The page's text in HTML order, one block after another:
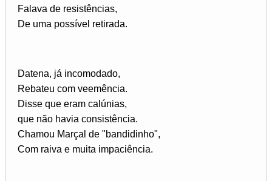
Falava de resistências,
De uma possível retirada.
Datena, já incomodado,
Rebateu com veemência.
Disse que eram calúnias,
que não havia consistência.
Chamou Marçal de "bandidinho",
Com raiva e muita impaciência.